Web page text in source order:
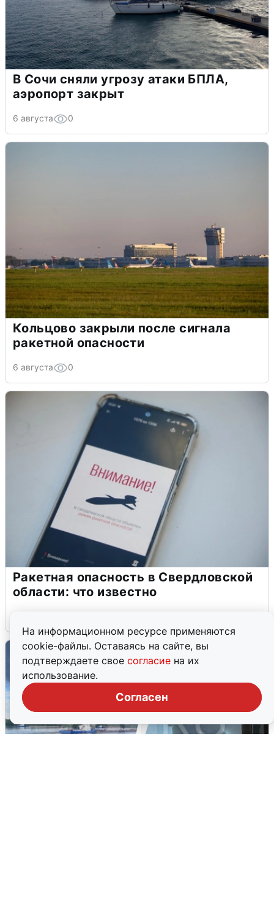
На информационном ресурсе применяются
cookie-файлы. Оставаясь на сайте, вы
подтверждаете свое согласие на их
использование.
Согласен
В Сочи сняли угрозу атаки БПЛА,
аэропорт закрыт
6 августа 0
Кольцово закрыли после сигнала
ракетной опасности
6 августа 0
Ракетная опасность в Свердловской
области: что известно